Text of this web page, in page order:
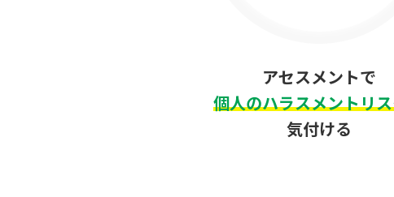
アセスメントで
個人のハラスメントリ
気付ける